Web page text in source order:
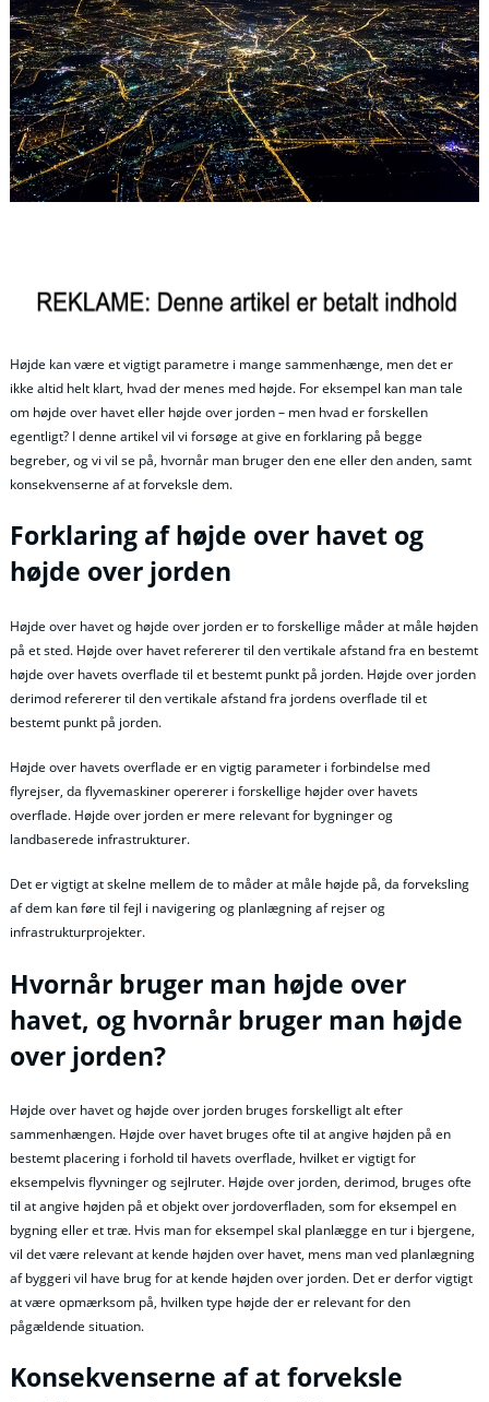
Højde kan være et vigtigt parametre i mange sammenhænge, men det er
ikke altid helt klart, hvad der menes med højde. For eksempel kan man tale
om højde over havet eller højde over jorden – men hvad er forskellen
egentligt? I denne artikel vil vi forsøge at give en forklaring på begge
begreber, og vi vil se på, hvornår man bruger den ene eller den anden, samt
konsekvenserne af at forveksle dem.
Forklaring af højde over havet og
højde over jorden
Højde over havet og højde over jorden er to forskellige måder at måle højden
på et sted. Højde over havet refererer til den vertikale afstand fra en bestemt
højde over havets overflade til et bestemt punkt på jorden. Højde over jorden
derimod refererer til den vertikale afstand fra jordens overflade til et
bestemt punkt på jorden.
Højde over havets overflade er en vigtig parameter i forbindelse med
flyrejser, da flyvemaskiner opererer i forskellige højder over havets
overflade. Højde over jorden er mere relevant for bygninger og
landbaserede infrastrukturer.
Det er vigtigt at skelne mellem de to måder at måle højde på, da forveksling
af dem kan føre til fejl i navigering og planlægning af rejser og
infrastrukturprojekter.
Hvornår bruger man højde over
havet, og hvornår bruger man højde
over jorden?
Højde over havet og højde over jorden bruges forskelligt alt efter
sammenhængen. Højde over havet bruges ofte til at angive højden på en
bestemt placering i forhold til havets overflade, hvilket er vigtigt for
eksempelvis flyvninger og sejlruter. Højde over jorden, derimod, bruges ofte
til at angive højden på et objekt over jordoverfladen, som for eksempel en
bygning eller et træ. Hvis man for eksempel skal planlægge en tur i bjergene,
vil det være relevant at kende højden over havet, mens man ved planlægning
af byggeri vil have brug for at kende højden over jorden. Det er derfor vigtigt
at være opmærksom på, hvilken type højde der er relevant for den
pågældende situation.
Konsekvenserne af at forveksle